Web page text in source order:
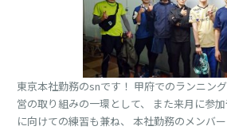
東京本社勤務のsnです！ 甲府でのランニン
営の取り組みの一環として、 また来月に参
に向けての練習も兼ね、 本社勤務のメンバ